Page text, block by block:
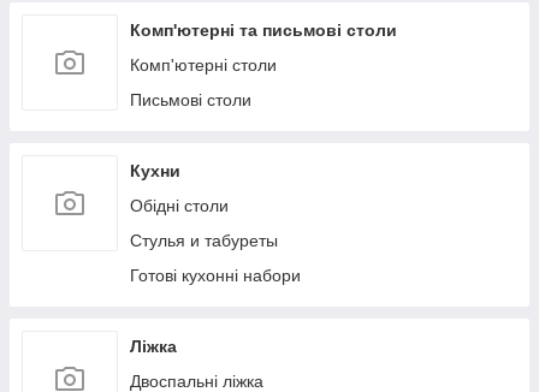
Комп'ютерні та письмові столи
Комп'ютерні столи
Письмові столи
Кухни
Обідні столи
Стулья и табуреты
Готові кухонні набори
Ліжка
Двоспальні ліжка